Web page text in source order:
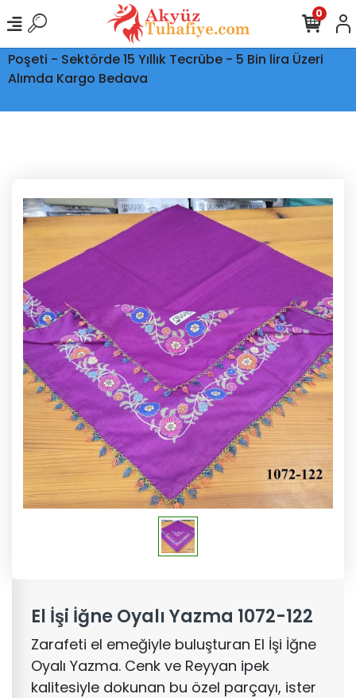
Ptt Kargo İle Tüm Türkiye'ye Teslimat - Şeffaf Kargo
Poşeti - Sektörde 15 Yıllık Tecrübe - 5 Bin lira Üzeri
Alımda Kargo Bedava
0
El İşi İğne Oyalı Yazma 1072-122
Zarafeti el emeğiyle buluşturan El İşi İğne
Oyalı Yazma. Cenk ve Reyyan ipek
kalitesiyle dokunan bu özel parçayı, ister